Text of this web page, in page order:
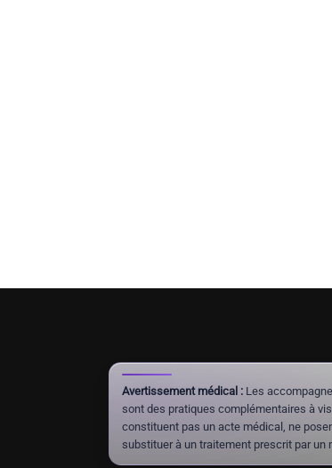
Avertissement médical : Les
sont des pratiques complémentaires à
constituent pas un acte médical, ne
substituer à un traitement prescrit par un